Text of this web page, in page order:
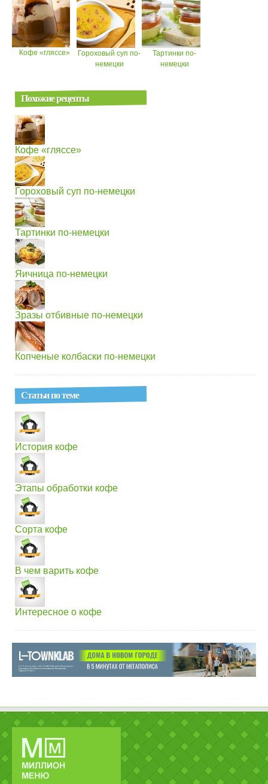
Кофе «гляссе»
Гороховый суп по-
немецки
Тартинки по-
немецки
Похожие рецепты
Кофе «гляссе»
Гороховый суп по-немецки
Тартинки по-немецки
Яичница по-немецки
Зразы отбивные по-немецки
Копченые колбаски по-немецки
Статьи по теме
История кофе
Этапы обработки кофе
Сорта кофе
В чем варить кофе
Интересное о кофе